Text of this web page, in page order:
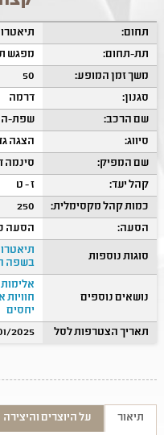
תחום:
תת-תחום:
מפגש
משך זמן המופע:
50
סגנון:
דרמה
שם הרכב:
שפת-
סיווג:
הצגה
שם המפיק:
סינמה
קהל יעד:
ז - ט
כמות קהל מקסימלית:
250
הסעה:
הסעה
סוגות נוספות
בשפה
נושאים נוספים
אלימות
חוויות
יחסים
תאריך הצטרפות לסל
2025
תיאור על היוצרים והיצירה